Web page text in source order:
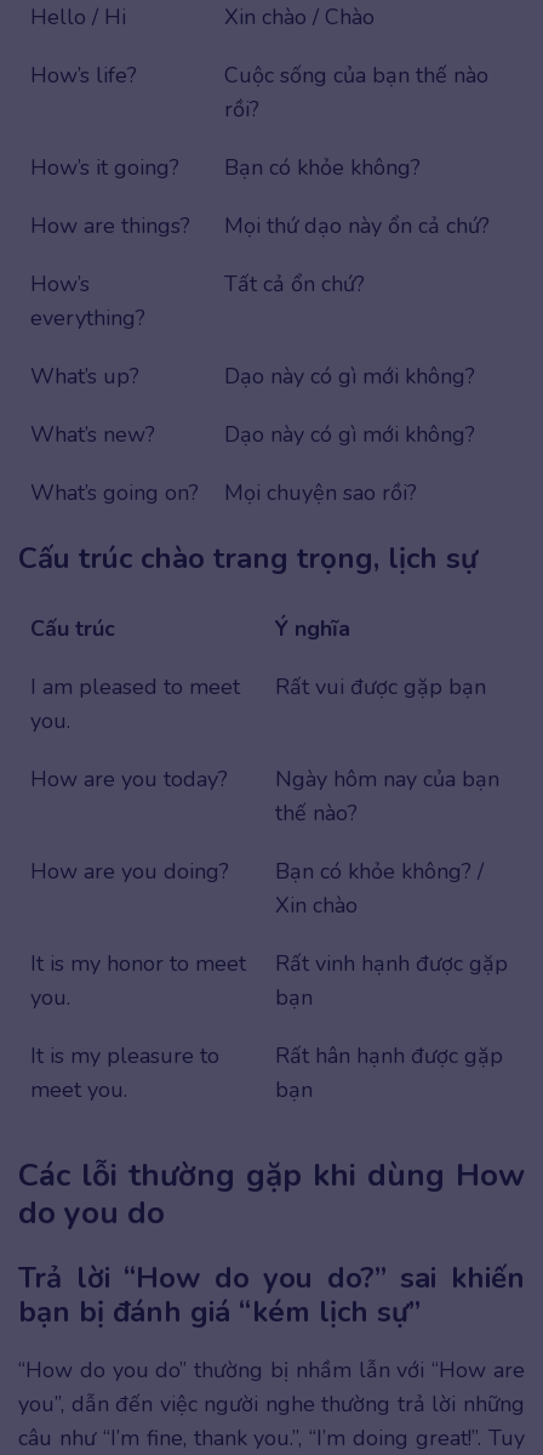
Hello / Hi
Xin chào / Chào
How’s life?
Cuộc sống của bạn thế nào
rồi?
How’s it going?
Bạn có khỏe không?
How are things?
Mọi thứ dạo này ổn cả chứ?
How’s
everything?
Tất cả ổn chứ?
What’s up?
Dạo này có gì mới không?
What’s new?
Dạo này có gì mới không?
What’s going on?
Mọi chuyện sao rồi?
Cấu trúc chào trang trọng, lịch sự
Cấu trúc
Ý nghĩa
I am pleased to meet
you.
Rất vui được gặp bạn
How are you today?
Ngày hôm nay của bạn
thế nào?
How are you doing?
Bạn có khỏe không? /
Xin chào
It is my honor to meet
you.
Rất vinh hạnh được gặp
bạn
It is my pleasure to
meet you.
Rất hân hạnh được gặp
bạn
Các lỗi thường gặp khi dùng How
do you do
Trả lời “How do you do?” sai khiến
bạn bị đánh giá “kém lịch sự”
“How do you do” thường bị nhầm lẫn với “How are
you”, dẫn đến việc người nghe thường trả lời những
câu như “I’m fine, thank you.”, “I’m doing great!”. Tuy